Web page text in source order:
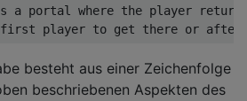
a portal where the player
besteht aus einer Zeichenfolge
beschriebenen Aspekten des